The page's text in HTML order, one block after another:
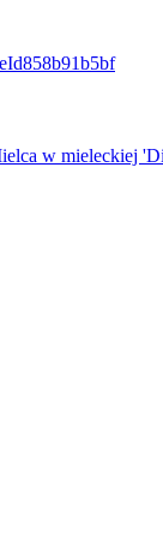
w mieleckiej